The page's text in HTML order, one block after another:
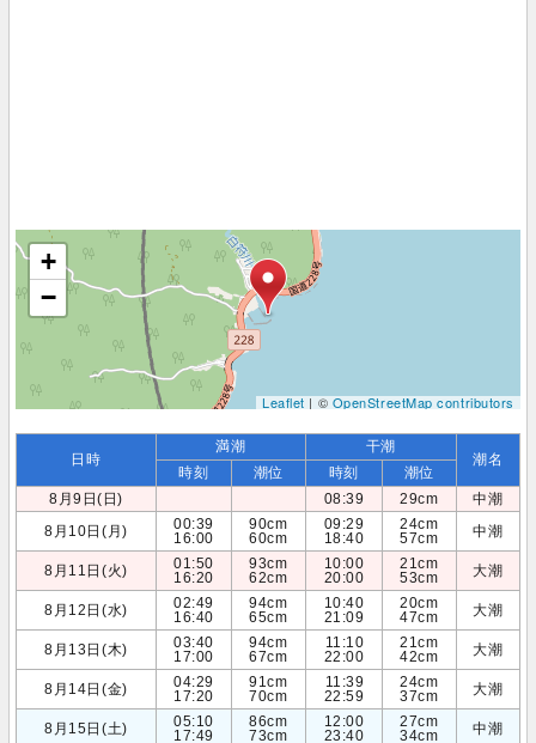
+
−
Leaflet| ©OpenStreetMap contributors
日時
満潮 干潮
潮名
時刻 潮位 時刻
潮位
8月9日(日)
08:39 29cm
中潮
8月10日(月)
00:39
16:00
90cm
60cm
09:29
18:40
24cm
57cm
中潮
8月11日(火)
01:50
16:20
93cm
62cm
10:00
20:00
21cm
53cm
大潮
8月12日(水)
02:49
16:40
94cm
65cm
10:40
21:09
20cm
47cm
大潮
8月13日(木)
03:40
17:00
94cm
67cm
11:10
22:00
21cm
42cm
大潮
8月14日(金)
04:29
17:20
91cm
70cm
11:39
22:59
24cm
37cm
大潮
8月15日(土)
05:10
17:49
86cm
73cm
12:00
23:40
27cm
34cm
中潮